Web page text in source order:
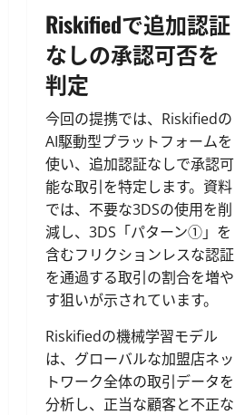
Riskifiedで追加認証
なしの承認可否を
判定
今回の提携では、Riskifiedの
AI駆動型プラットフォームを
使い、追加認証なしで承認可
能な取引を特定します。資料
では、不要な3DSの使用を削
減し、3DS「パターン①」を
含むフリクションレスな認証
を通過する取引の割合を増や
す狙いが示されています。
Riskifiedの機械学習モデル
は、グローバルな加盟店ネッ
トワーク全体の取引データを
分析し、正当な顧客と不正な